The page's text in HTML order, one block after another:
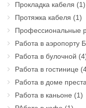
Прокладка кабеля (1)
Протяжка кабеля (1)
Профессиональные
Работа в аэропорту
Работа в булочной
Работа в гостинице
Работа в доме
Работа в каньоне (1)